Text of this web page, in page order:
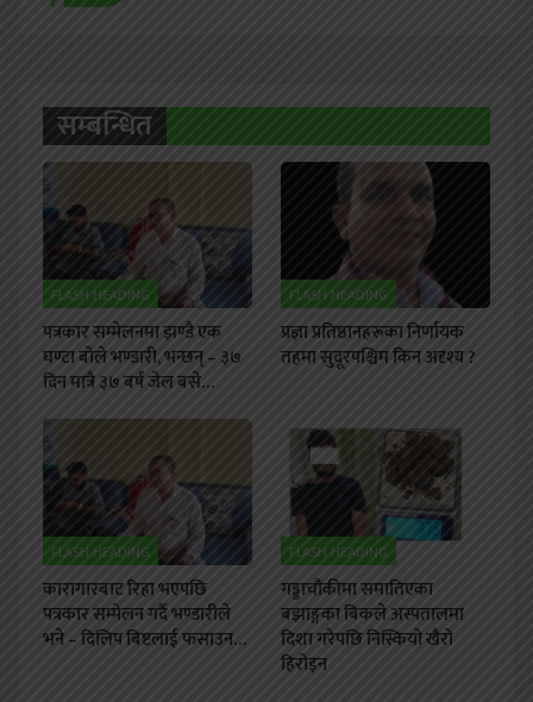
सम्बन्धित
FLASH HEADING
पत्रकार सम्मेलनमा झण्डै एक
घण्टा बोले भण्डारी, भन्छन् – ३७
दिन मात्रै ३७ बर्ष जेल बसे…
FLASH HEADING
प्रज्ञा प्रतिष्ठानहरूका निर्णायक
तहमा सुदूरपश्चिम किन अदृश्य ?
FLASH HEADING
कारागारबाट रिहा भएपछि
पत्रकार सम्मेलन गर्दै भण्डारीले
भने – दिलिप बिष्टलाई फसाउन…
FLASH HEADING
गड्डाचौकीमा समातिएका
बझाङ्गका बिकले अस्पतालमा
दिशा गरेपछि निस्कियो खैरो
हिरोइन